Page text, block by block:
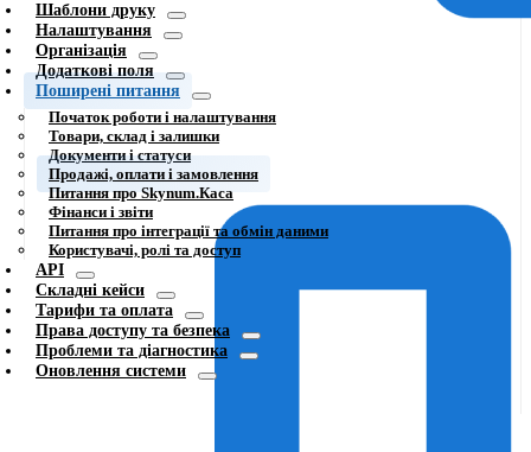
Шаблони друку
Налаштування
Організація
Додаткові поля
Поширені питання
Початок роботи і налаштування
Товари, склад і залишки
Документи і статуси
Продажі, оплати і замовлення
Питання про Skynum.Каса
Фінанси і звіти
Питання про інтеграції та обмін даними
Користувачі, ролі та доступ
API
Складні кейси
Тарифи та оплата
Права доступу та безпека
Проблеми та діагностика
Оновлення системи